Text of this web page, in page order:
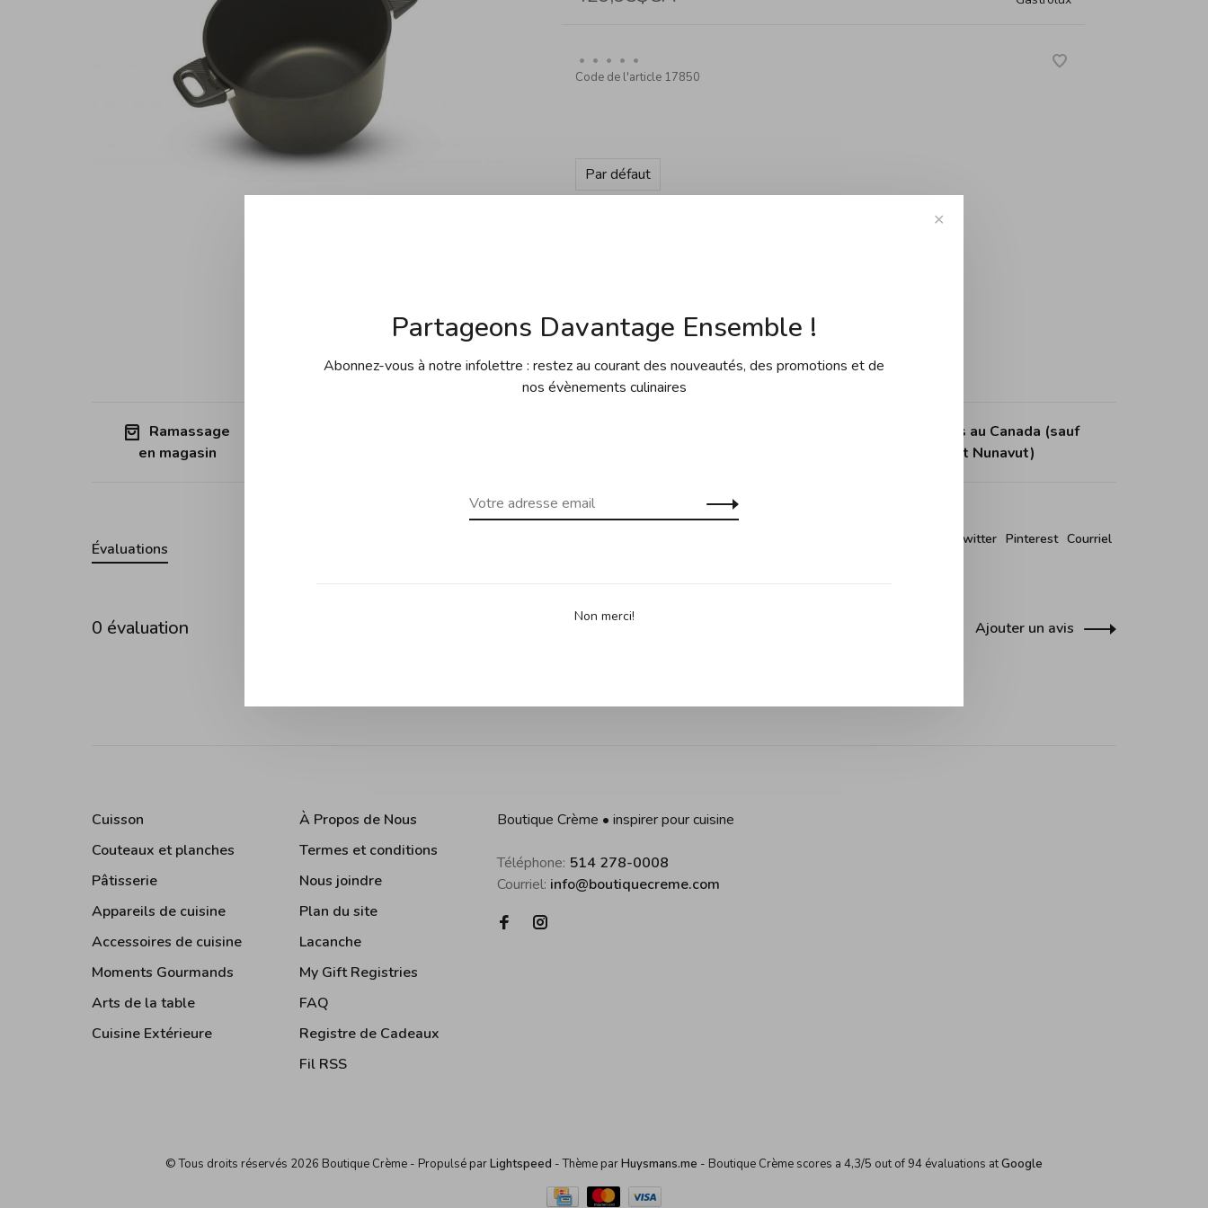
• • • • •
Code de l'article17850
Par défaut
Ramassage
en magasin
Expédition gratuite dès 150$ d'achats au Canada (sauf
Yukon, Territoires du Nord-Ouest et Nunavut)
Twitter Pinterest Courriel
Évaluations
0 évaluation Ajouter un avis
Cuisson
Couteaux et planches
Pâtisserie
Appareils de cuisine
Accessoires de cuisine
Moments Gourmands
Arts de la table
Cuisine Extérieure
À Propos de Nous
Termes et conditions
Nous joindre
Plan du site
Lacanche
My Gift Registries
FAQ
Registre de Cadeaux
Fil RSS
Boutique Crème • inspirer pour cuisine
Téléphone: 514 278-0008
Courriel: info@boutiquecreme.com
© Tous droits réservés 2026 Boutique Crème - Propulsé parLightspeed - Thème parHuysmans.me - Boutique Crème scores a 4,3/5 out of94 évaluations atGoogle
✕
Partageons Davantage Ensemble !
Abonnez-vous à notre infolettre : restez au courant des nouveautés, des promotions et de
nos évènements culinaires
Non merci!